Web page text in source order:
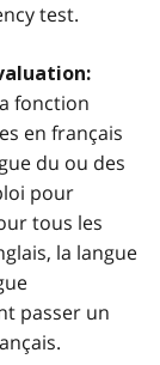
test.
fonction
en français
du ou des
pour
tous les
la langue
passer un